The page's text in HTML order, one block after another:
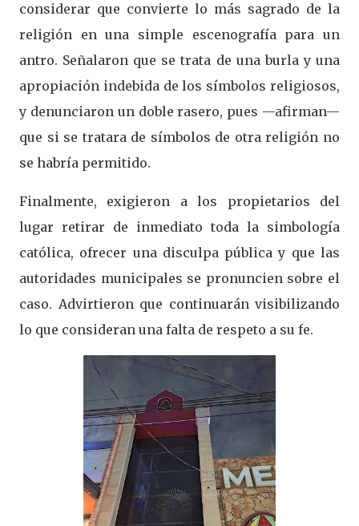
considerar que convierte lo más sagrado de la
religión en una simple escenografía para un
antro. Señalaron que se trata de una burla y una
apropiación indebida de los símbolos religiosos,
y denunciaron un doble rasero, pues —afirman—
que si se tratara de símbolos de otra religión no
se habría permitido.
Finalmente, exigieron a los propietarios del
lugar retirar de inmediato toda la simbología
católica, ofrecer una disculpa pública y que las
autoridades municipales se pronuncien sobre el
caso. Advirtieron que continuarán visibilizando
lo que consideran una falta de respeto a su fe.